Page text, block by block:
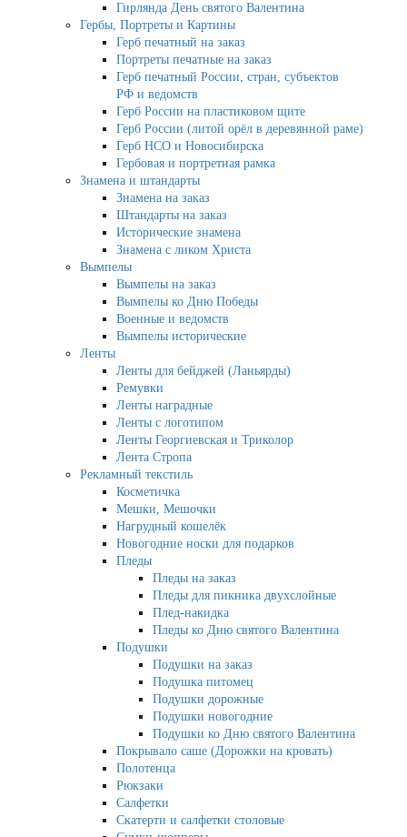
Гирлянда День святого Валентина
Гербы, Портреты и Картины
Герб печатный на заказ
Портреты печатные на заказ
Герб печатный России, стран, субъектов
РФ и ведомств
Герб России на пластиковом щите
Герб России (литой орёл в деревянной раме)
Герб НСО и Новосибирска
Гербовая и портретная рамка
Знамена и штандарты
Знамена на заказ
Штандарты на заказ
Исторические знамена
Знамена с ликом Христа
Вымпелы
Вымпелы на заказ
Вымпелы ко Дню Победы
Военные и ведомств
Вымпелы исторические
Ленты
Ленты для бейджей (Ланьярды)
Ремувки
Ленты наградные
Ленты с логотипом
Ленты Георгиевская и Триколор
Лента Стропа
Рекламный текстиль
Косметичка
Мешки, Мешочки
Нагрудный кошелёк
Новогодние носки для подарков
Пледы
Пледы на заказ
Пледы для пикника двухслойные
Плед-накидка
Пледы ко Дню святого Валентина
Подушки
Подушки на заказ
Подушка питомец
Подушки дорожные
Подушки новогодние
Подушки ко Дню святого Валентина
Покрывало саше (Дорожки на кровать)
Полотенца
Рюкзаки
Салфетки
Скатерти и салфетки столовые